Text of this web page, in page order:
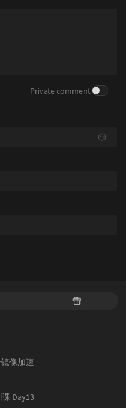
Private comment
🎲
R
像加速
Day13